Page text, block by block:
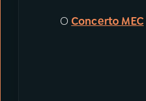
O Concerto MEC